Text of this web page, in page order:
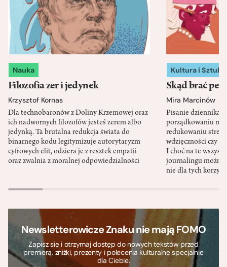
Nauka
Filozofia zer i jedynek
Krzysztof Kornas
Dla technobaronów z Doliny Krzemowej oraz
ich nadwornych filozofów jesteś zerem albo
jedynką. Ta brutalna redukcja świata do
binarnego kodu legitymizuje autorytaryzm
cyfrowych elit, odziera je z resztek empatii
oraz zwalnia z moralnej odpowiedzialności
Kultura i Sztuka
Skąd brać
Mira Marcinów
Pisanie dziennika
porządkowaniu
redukowaniu
wdzięczności czy
I choć na te
journalingu można
nie dla tych
Newsletterowicze Znaku nie mają FOMO
Zapisz się i otrzymaj dostęp do nowych tekstów przed
premierą, zniżki, prezenty i polecenia kulturalne specjalnie
dla Ciebie.